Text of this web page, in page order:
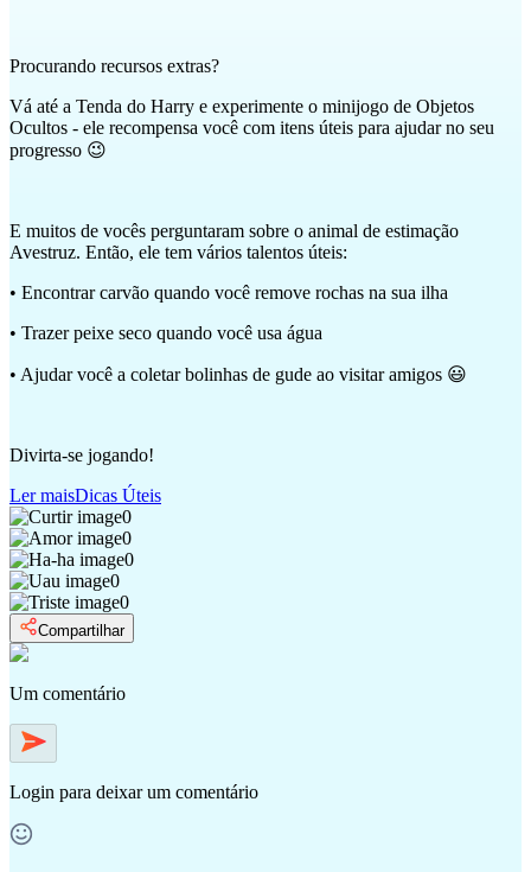
Procurando recursos extras?
Vá até a Tenda do Harry e experimente o minijogo de Objetos
Ocultos - ele recompensa você com itens úteis para ajudar no seu
progresso 😉
E muitos de vocês perguntaram sobre o animal de estimação
Avestruz. Então, ele tem vários talentos úteis:
• Encontrar carvão quando você remove rochas na sua ilha
• Trazer peixe seco quando você usa água
• Ajudar você a coletar bolinhas de gude ao visitar amigos 😃
Divirta-se jogando!
Ler maisDicas Úteis
0
0
0
0
0
Compartilhar
Um comentário
Login para deixar um comentário